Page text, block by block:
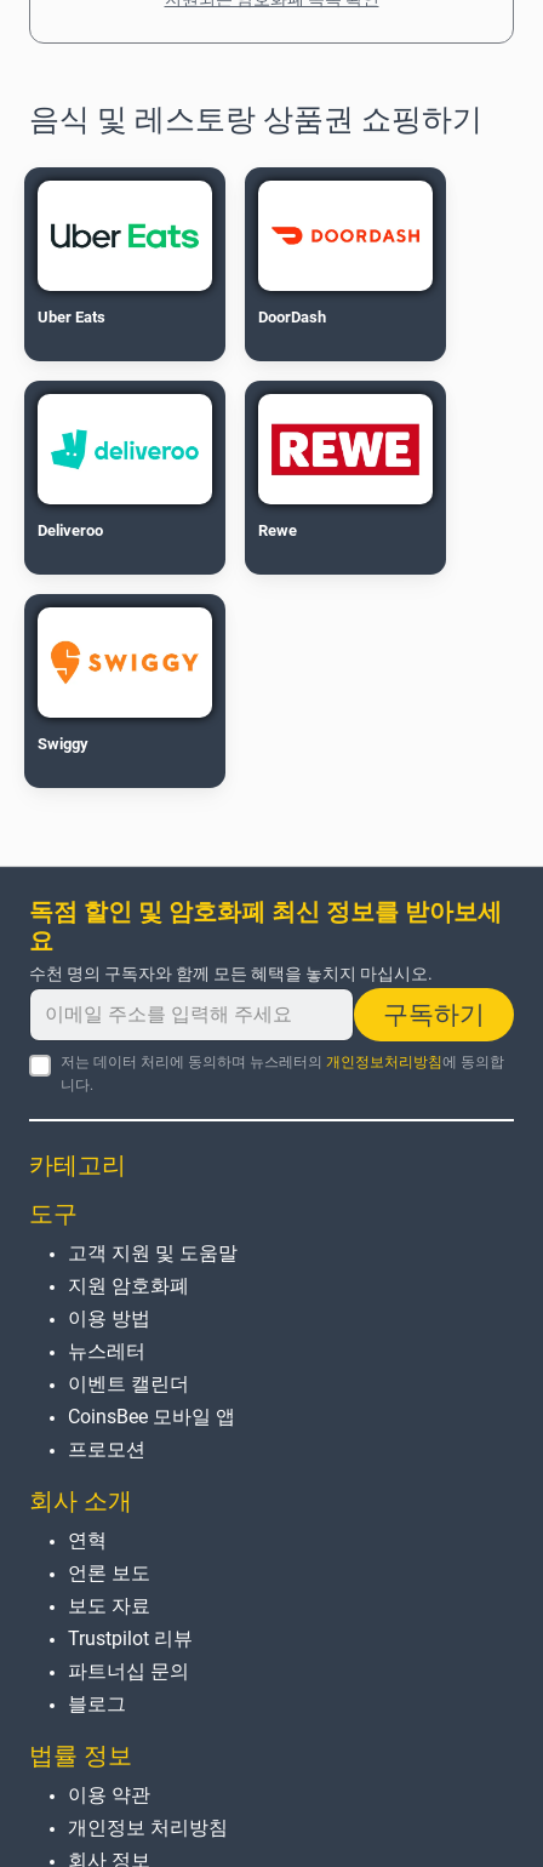
음식 및 레스토랑 상품권 쇼핑하기
Uber Eats DoorDash
Deliveroo Rewe
Swiggy
독점 할인 및 암호화폐 최신 정보를 받아보세
요
수천 명의 구독자와 함께 모든 혜택을 놓치지 마십시오.
구독하기
저는 데이터 처리에 동의하며 뉴스레터의 개인정보처리방침에 동의합
니다.
카테고리
도구
고객 지원 및 도움말
지원 암호화폐
이용 방법
뉴스레터
이벤트 캘린더
CoinsBee 모바일 앱
프로모션
회사 소개
연혁
언론 보도
보도 자료
Trustpilot 리뷰
파트너십 문의
블로그
법률 정보
이용 약관
개인정보 처리방침
회사 정보